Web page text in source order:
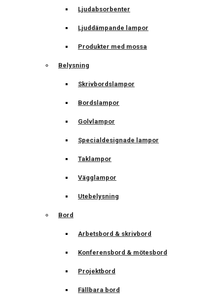
Ljudabsorbenter
Ljuddämpande lampor
Produkter med mossa
Belysning
Skrivbordslampor
Bordslampor
Golvlampor
Specialdesignade lampor
Taklampor
Vägglampor
Utebelysning
Bord
Arbetsbord & skrivbord
Konferensbord & mötesbord
Projektbord
Fällbara bord